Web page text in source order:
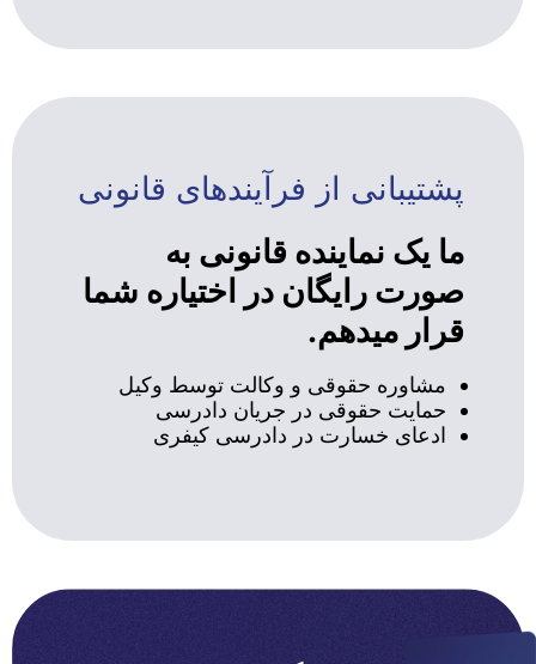
پشتیبانی از فرآیندهای قانونی
ما یک نماینده قانونی به
صورت رایگان در اختیاره شما
قرار میدهم.
مشاوره حقوقی و وکالت توسط وکیل
حمایت حقوقی در جریان دادرسی
ادعای خسارت در دادرسی کیفری